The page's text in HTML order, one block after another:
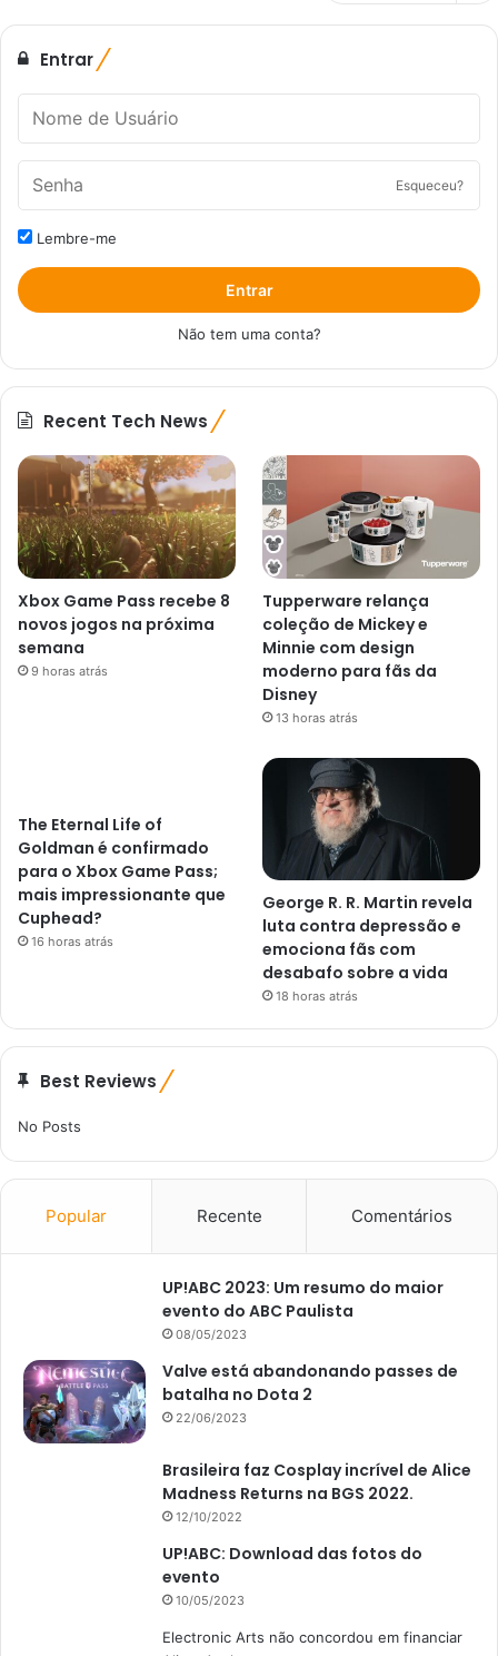
Entrar
Esqueceu?
Lembre-me
Entrar
Não tem uma conta?
Recent Tech News
Xbox Game Pass recebe 8
novos jogos na próxima
semana
9 horas atrás
Tupperware relança
coleção de Mickey e
Minnie com design
moderno para fãs da
Disney
13 horas atrás
The Eternal Life of
Goldman é confirmado
para o Xbox Game Pass;
mais impressionante que
Cuphead?
16 horas atrás
George R. R. Martin revela
luta contra depressão e
emociona fãs com
desabafo sobre a vida
18 horas atrás
Best Reviews
No Posts
Popular Recente Comentários
UP!ABC 2023: Um resumo do maior
evento do ABC Paulista
08/05/2023
Valve está abandonando passes de
batalha no Dota 2
22/06/2023
Brasileira faz Cosplay incrível de Alice
Madness Returns na BGS 2022.
12/10/2022
UP!ABC: Download das fotos do
evento
10/05/2023
Electronic Arts não concordou em financiar